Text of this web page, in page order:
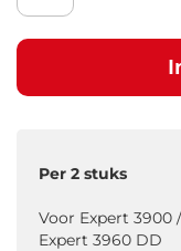
Per 2 stuks
Voor Expert 3900
Expert 3960 DD